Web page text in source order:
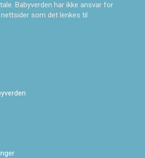
Babyverden har ikke ansvar for
som det lenkes til.